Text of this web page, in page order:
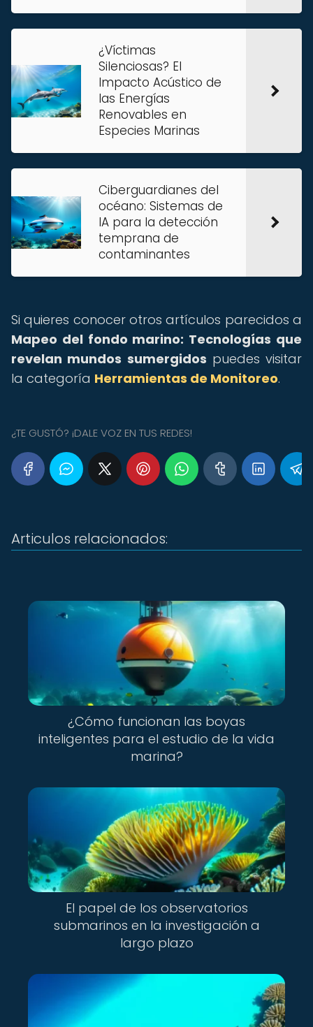
¿Víctimas
Silenciosas? El
Impacto Acústico de
las Energías
Renovables en
Especies Marinas
Ciberguardianes del
océano: Sistemas de
IA para la detección
temprana de
contaminantes
Si quieres conocer otros artículos parecidos a
Mapeo del fondo marino: Tecnologías que
revelan mundos sumergidos puedes visitar
la categoría Herramientas de Monitoreo.
¿TE GUSTÓ? ¡DALE VOZ EN TUS REDES!
Articulos relacionados:
¿Cómo funcionan las boyas
inteligentes para el estudio de la vida
marina?
El papel de los observatorios
submarinos en la investigación a
largo plazo